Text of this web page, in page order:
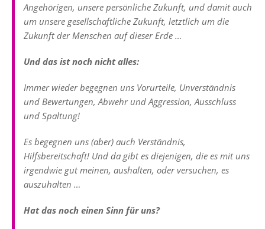
Angehörigen, unsere persönliche Zukunft, und damit auch
um unsere gesellschaftliche Zukunft, letztlich um die
Zukunft der Menschen auf dieser Erde …
Und das ist noch nicht alles:
Immer wieder begegnen uns Vorurteile, Unverständnis
und Bewertungen, Abwehr und Aggression, Ausschluss
und Spaltung!
Es begegnen uns (aber) auch Verständnis,
Hilfsbereitschaft! Und da gibt es diejenigen, die es mit uns
irgendwie gut meinen, aushalten, oder versuchen, es
auszuhalten …
Hat das noch einen Sinn für uns?